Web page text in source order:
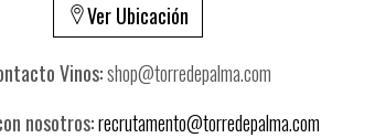
Ver Ubicación
Vinos:shop@torredepalma.com
nosotros:recrutamento@torredepalma.com